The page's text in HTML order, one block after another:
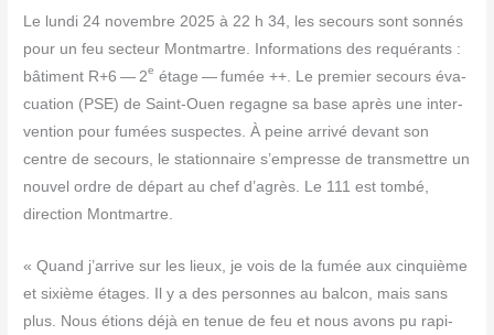
Le lun­di 24 novembre 2025 à 22 h 34, les secours sont son­nés
pour un feu sec­teur Mont­martre. Infor­ma­tions des requé­rants :
bâti­ment R+6 — 2e étage — fumée ++. Le pre­mier secours éva­
cua­tion (PSE) de Saint-Ouen regagne sa base après une inter­
ven­tion pour fumées sus­pectes. À peine arri­vé devant son
centre de secours, le sta­tion­naire s’empresse de trans­mettre un
nou­vel ordre de départ au chef d’agrès. Le 111 est tom­bé,
direc­tion Montmartre.
« Quand j’arrive sur les lieux, je vois de la fumée aux cin­quième
et sixième étages. Il y a des per­sonnes au bal­con, mais sans
plus. Nous étions déjà en tenue de feu et nous avons pu rapi­